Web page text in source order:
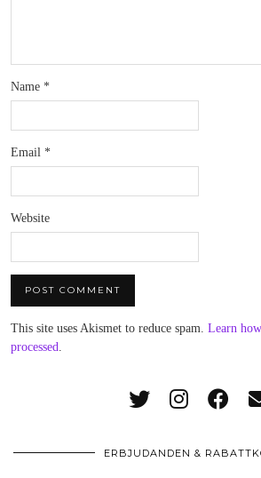
Name *
Email *
Website
This site uses Akismet to reduce spam. Learn
processed.
ERBJUDANDEN &